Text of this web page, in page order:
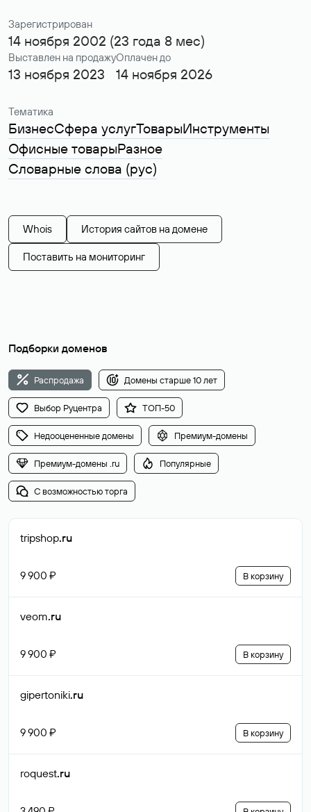
Зарегистрирован
14 ноября 2002 (23 года 8 мес)
Выставлен на продажу
13 ноября 2023
Оплачен до
14 ноября 2026
Тематика
БизнесСфера услугТоварыИнструменты
Офисные товарыРазное
Словарные слова (рус)
Whois История сайтов на домене
Поставить на мониторинг
Подборки доменов
Распродажа Домены старше 10 лет
Выбор Руцентра ТОП-50
Недооцененные домены Премиум-домены
Премиум-домены .ru Популярные
С возможностью торга
tripshop.ru
9 900 ₽ В корзину
veom.ru
9 900 ₽ В корзину
gipertoniki.ru
9 900 ₽ В корзину
roquest.ru